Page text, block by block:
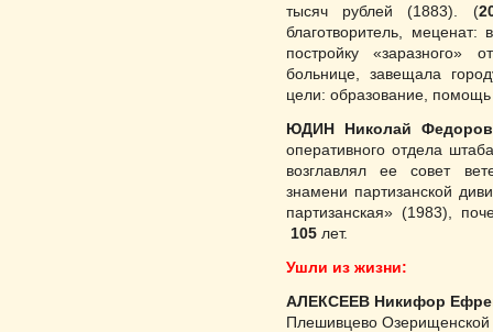
тысяч рублей (1883). (
благотворитель,
постройку «заразного»
больнице, завещала
цели: образование,
ЮДИН Николай
оперативного отдела
возглавлял ее совет
знамени партизанской
партизанская» (1983),
105 лет.
Ушли из жизни:
АЛЕКСЕЕВ Никифор
Плешивцево Озерищенской